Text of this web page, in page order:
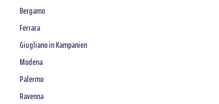
Bergamo
Ferrara
Giugliano in Kampanien
Modena
Palermo
Ravenna